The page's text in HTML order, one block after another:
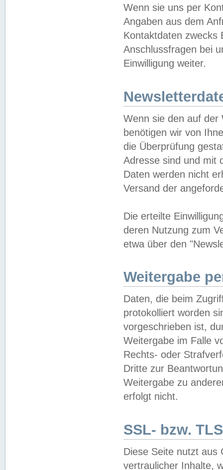
Wenn sie uns per
Angaben aus dem
Kontaktdaten zwecks
Anschlussfragen bei
Einwilligung weiter.
Wenn sie den auf der
benötigen wir von
die Überprüfung
Adresse sind und mit
Daten werden nicht
Versand der
Die erteilte
deren Nutzung zum
etwa über den
Weitergabe
Daten, die beim
protokolliert worden
vorgeschrieben ist,
Weitergabe im Falle
Rechts- oder
Dritte zur
Weitergabe zu
erfolgt nicht.
SSL- bzw.
Diese Seite nutzt aus
vertraulicher Inhalte,